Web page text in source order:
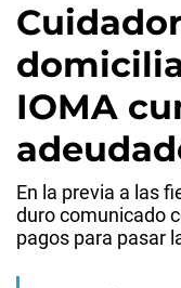
IOMA
En la previa a las
duro comunicado
pagos para pasar